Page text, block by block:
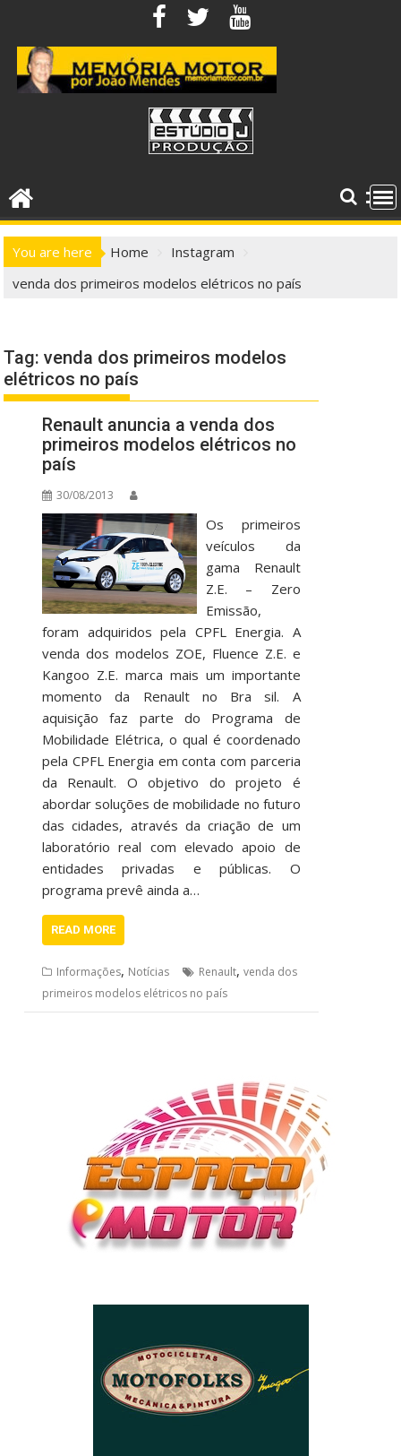
content
You are here Home
Instagram
venda dos primeiros modelos elétricos no país
Tag:venda dos primeiros modelos
elétricos no país
Renault anuncia a venda dos
primeiros modelos elétricos no
país
30/08/2013
Os primeiros
veículos da
gama Renault
Z.E. – Zero
Emissão,
foram adquiridos pela CPFL Energia. A
venda dos modelos ZOE, Fluence Z.E. e
Kangoo Z.E. marca mais um importante
momento da Renault no Bra sil. A
aquisição faz parte do Programa de
Mobilidade Elétrica, o qual é coordenado
pela CPFL Energia em conta com parceria
da Renault. O objetivo do projeto é
abordar soluções de mobilidade no futuro
das cidades, através da criação de um
laboratório real com elevado apoio de
entidades privadas e públicas. O
programa prevê ainda a…
READ MORE
Informações, Notícias Renault, venda dos
primeiros modelos elétricos no país